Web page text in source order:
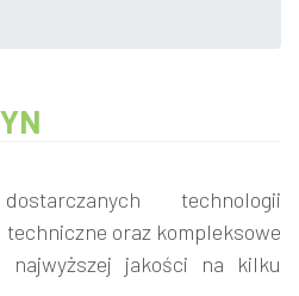
technologii
oraz kompleksowe
najwyższej jakości na kilku